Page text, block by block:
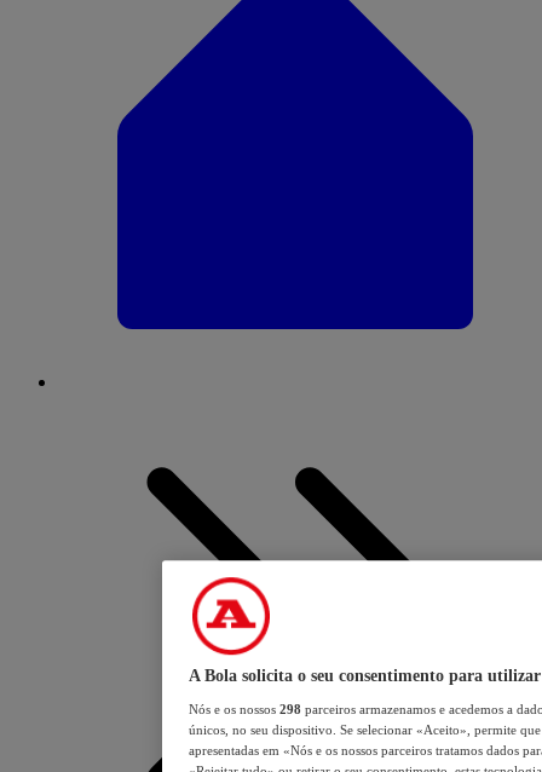
A Bola solicita o seu consentimento para utilizar
Nós e os nossos 298 parceiros armazenamos e acedemos a
únicos, no seu dispositivo. Se selecionar «Aceito», permite
apresentadas em «Nós e os nossos parceiros tratamos dados